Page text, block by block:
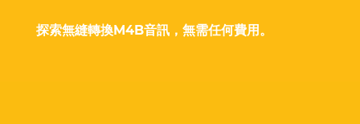
探索無縫轉換M4B音訊，無需任何費用。